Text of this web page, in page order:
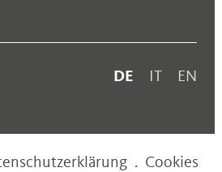
DE IT EN
. Cookies